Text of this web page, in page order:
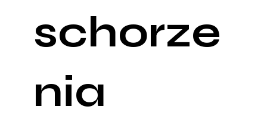
schorze
nia